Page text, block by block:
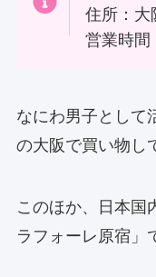
住所：大
営業時間
なにわ男子として
の大阪で買い物し
このほか、日本
ラフォーレ原宿」